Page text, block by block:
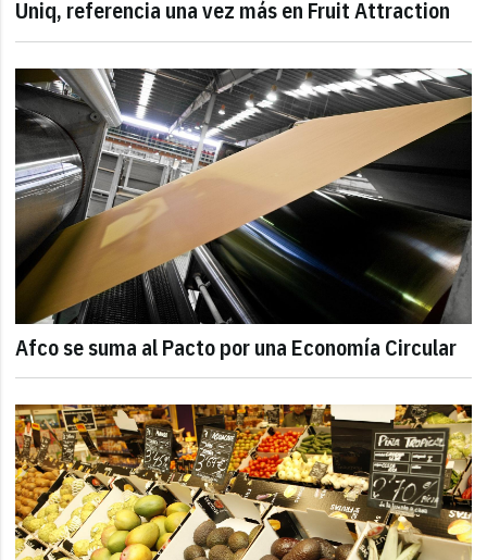
Uniq, referencia una vez más en Fruit Attraction
Afco se suma al Pacto por una Economía Circular